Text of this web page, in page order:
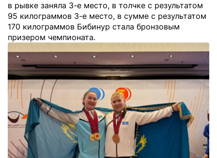
в рывке заняла 3-е место, в толчке с результатом
95 килограммов 3-е место, в сумме с результатом
170 килограммов Бибинур стала бронзовым
призером чемпионата.